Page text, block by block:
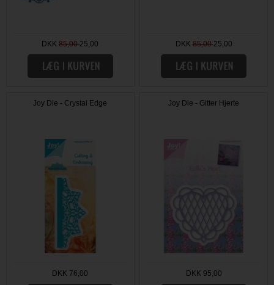
DKK85,0025,00 DKK 85,0025,00
Joy Die - Crystal Edge
DKK 76,00
Joy Die - Gitter Hjerte
DKK 95,00